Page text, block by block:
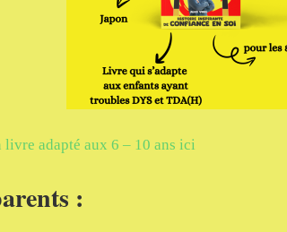
livre adapté aux 6 – 10 ans ici
: